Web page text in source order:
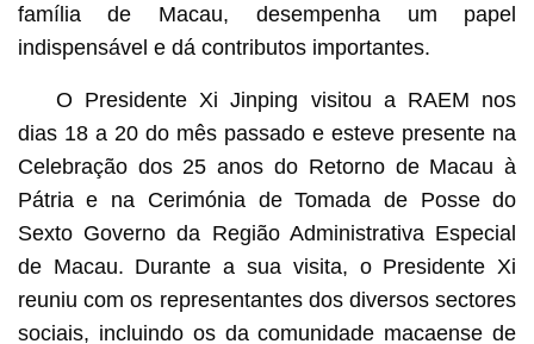
família de Macau, desempenha um papel
indispensável e dá contributos importantes.
O Presidente Xi Jinping visitou a RAEM nos
dias 18 a 20 do mês passado e esteve presente na
Celebração dos 25 anos do Retorno de Macau à
Pátria e na Cerimónia de Tomada de Posse do
Sexto Governo da Região Administrativa Especial
de Macau. Durante a sua visita, o Presidente Xi
reuniu com os representantes dos diversos sectores
sociais, incluindo os da comunidade macaense de